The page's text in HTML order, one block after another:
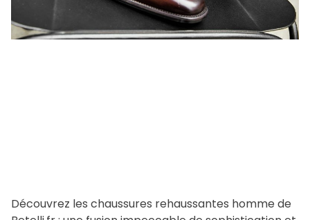
d
e
Découvrez les chaussures rehaussantes homme de